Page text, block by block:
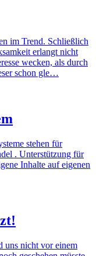
im Trend. Schließlich
erlangt nicht
wecken, als durch
schon gle…
stehen für
. Unterstützung für
Inhalte auf eigenen
uns nicht vor einem